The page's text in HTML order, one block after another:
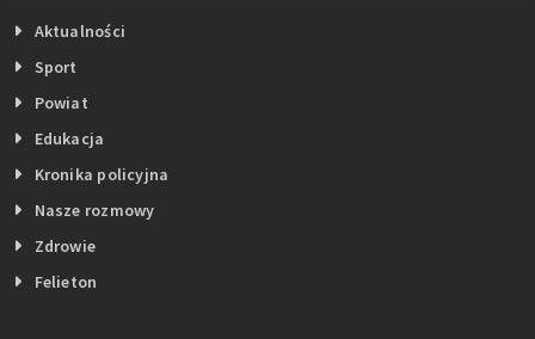
Aktualności
Sport
Powiat
Edukacja
Kronika policyjna
Nasze rozmowy
Zdrowie
Felieton